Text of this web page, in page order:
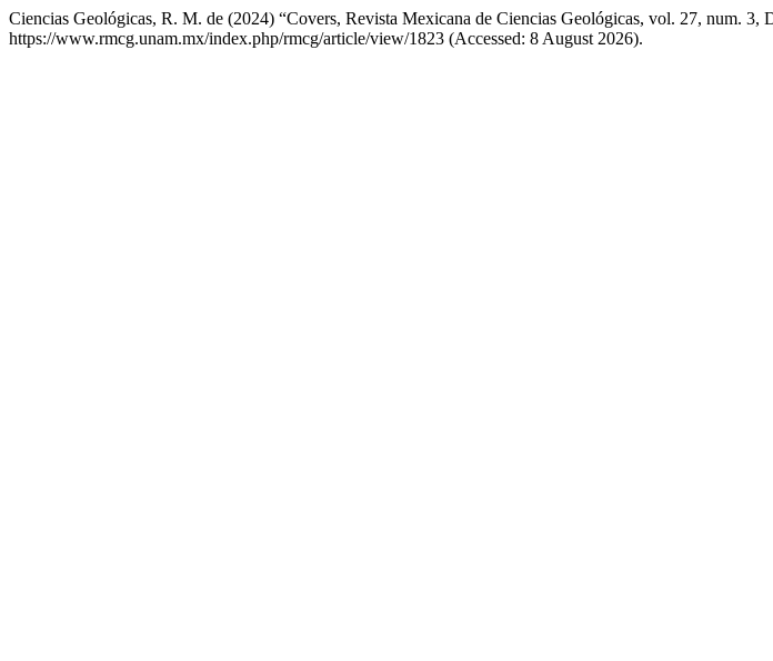
Ciencias Geológicas, R. M. de (2024) “Covers, Revista Mexicana de Ciencias Geológicas, vol. 27, num. 3,
https://www.rmcg.unam.mx/index.php/rmcg/article/view/1823 (Accessed: 8 August 2026).